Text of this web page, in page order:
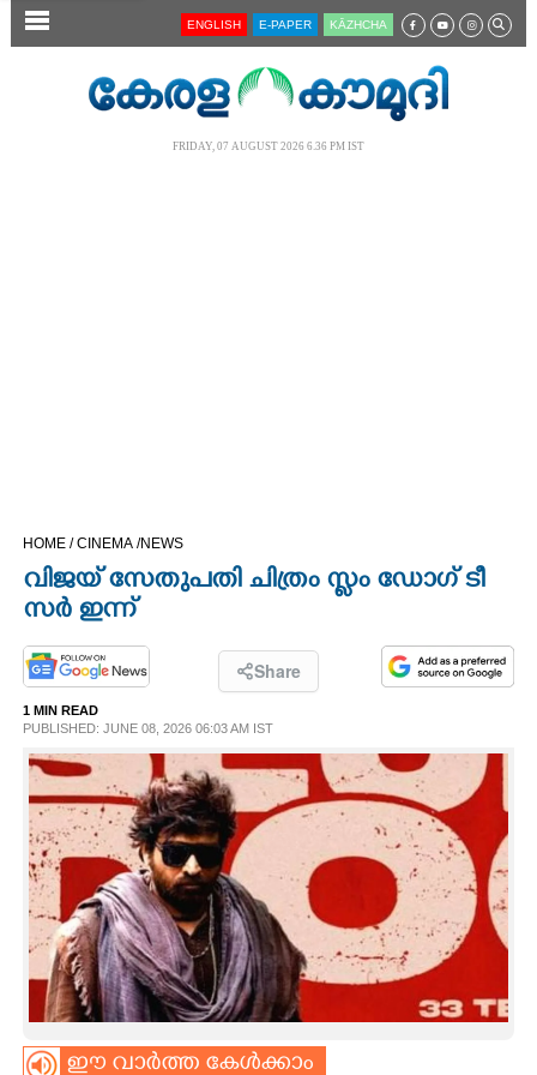
SECTIONS
LIFESTYLE
SPIRITUAL
INFO+
ART
ASTRO
ENGLISH E-PAPER KĀZHCHA
FRIDAY, 07 AUGUST 2026 6.36 PM IST
HOME /CINEMA /NEWS
വി​ജ​യ് ​സേ​തു​പ​തി ചി​ത്രം സ്ലം​ ​ഡോ​ഗ് ടീ​
സ​ർ​ ഇന്ന്
Share
1 MIN READ
PUBLISHED: JUNE 08, 2026 06:03 AM IST
ഈ വാർത്ത കേൾക്കാം